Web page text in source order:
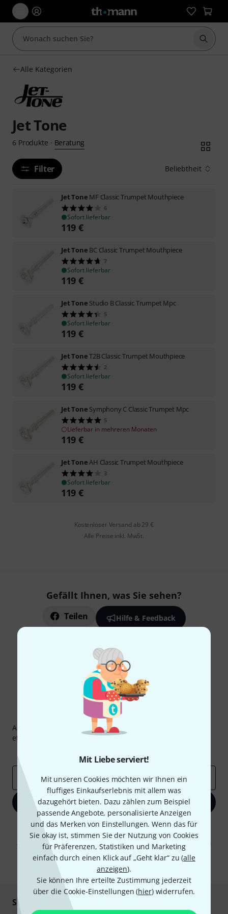
Mit Liebe serviert!
Mit unseren Cookies möchten wir Ihnen ein
fluffiges Einkaufserlebnis mit allem was
dazugehört bieten. Dazu zählen zum Beispiel
passende Angebote, personalisierte Anzeigen
und das Merken von Einstellungen. Wenn das für
Sie okay ist, stimmen Sie der Nutzung von Cookies
für Präferenzen, Statistiken und Marketing
einfach durch einen Klick auf „Geht klar“ zu (alle
anzeigen).
Sie können Ihre erteilte Zustimmung jederzeit
über die Cookie-Einstellungen (hier) widerrufen.
Suche
Alle Kategorien
Jet Tone
6 Produkte · Beratung
Filter Beliebtheit
Jet Tone MF Classic Trumpet Mouthpiece
6
Sofort lieferbar
119 €
Jet Tone BC Classic Trumpet Mouthpiece
7
Sofort lieferbar
119 €
Jet Tone Studio B Classic Trumpet Mpc
5
Sofort lieferbar
119 €
Jet ToneT2B Classic Trumpet Mouthpiece
2
Sofort lieferbar
119 €
Jet Tone Symphony C Classic Trumpet Mpc
5
Lieferbar in mehreren Monaten
119 €
Jet ToneAH Classic Trumpet Mouthpiece
3
Sofort lieferbar
119 €
Kostenloser Versand ab 29 €
Alle Preise inkl. MwSt.
Gefällt Ihnen, was Sie sehen?
Teilen Hilfe & Feedback
Thomann Newsletter
Abonniere den Thomann Newsletter und gewinne mit
etwas Glück einen von50 Gutscheinen
E-Mail-Adresse*
Jetzt anmelden
Mit Klick auf „Jetzt anmelden“ stimmen Sie dem Erhalt von E-Mail-
Werbung und einer Messung des E-Mail-Nutzungsverhaltens zu. Die
Abmeldung ist jederzeit möglich. Weitere Informationen finden Sie in
unserenDatenschutzhinweisen.
* Pflichtfeld
Sicher einkaufen & bezahlen